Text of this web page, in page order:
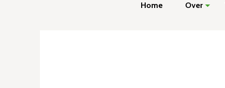
Home Over